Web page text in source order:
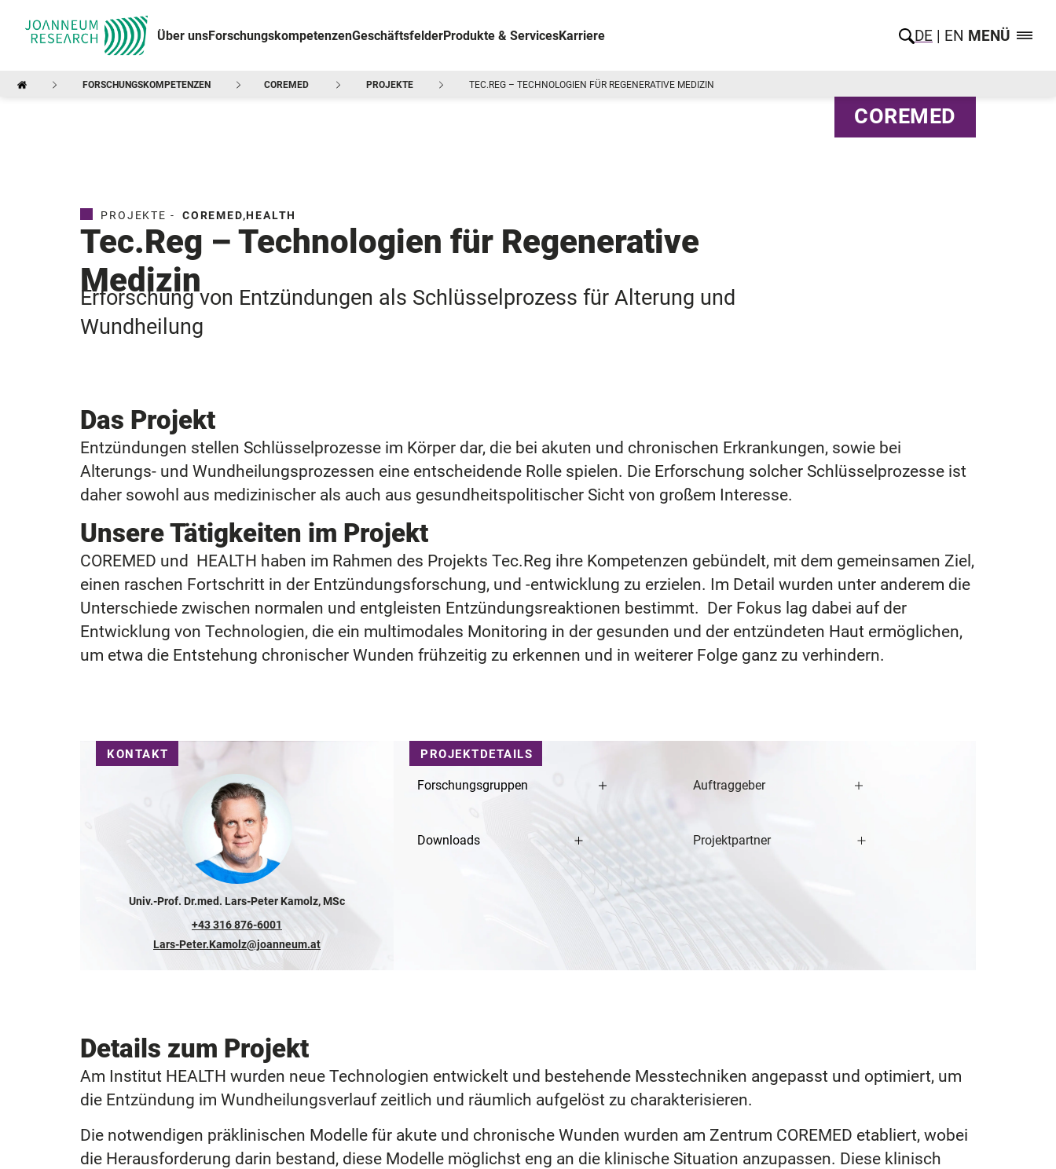
Über unsForschungskompetenzenGeschäftsfelderProdukte & ServicesKarriere DE EN MENÜ
FORSCHUNGSKOMPETENZEN COREMED PROJEKTE TEC.REG – TECHNOLOGIEN FÜR REGENERATIVE MEDIZIN
COREMED
PROJEKTE - COREMED,HEALTH
Tec.Reg – Technologien für Regenerative
Medizin
Erforschung von Entzündungen als Schlüsselprozess für Alterung und
Wundheilung
Das Projekt
Entzündungen stellen Schlüsselprozesse im Körper dar, die bei akuten und chronischen Erkrankungen, sowie bei
Alterungs- und Wundheilungsprozessen eine entscheidende Rolle spielen. Die Erforschung solcher Schlüsselprozesse ist
daher sowohl aus medizinischer als auch aus gesundheitspolitischer Sicht von großem Interesse.
Unsere Tätigkeiten im Projekt
COREMED und HEALTH haben im Rahmen des Projekts Tec.Reg ihre Kompetenzen gebündelt, mit dem gemeinsamen Ziel,
einen raschen Fortschritt in der Entzündungsforschung, und -entwicklung zu erzielen. Im Detail wurden unter anderem die
Unterschiede zwischen normalen und entgleisten Entzündungsreaktionen bestimmt. Der Fokus lag dabei auf der
Entwicklung von Technologien, die ein multimodales Monitoring in der gesunden und der entzündeten Haut ermöglichen,
um etwa die Entstehung chronischer Wunden frühzeitig zu erkennen und in weiterer Folge ganz zu verhindern.
KONTAKT
Univ.-Prof. Dr.med. Lars-Peter Kamolz, MSc
+43 316 876-6001
Lars-Peter.Kamolz@joanneum.at
PROJEKTDETAILS
Forschungsgruppen
Downloads
Auftraggeber
Projektpartner
Details zum Projekt
Am Institut HEALTH wurden neue Technologien entwickelt und bestehende Messtechniken angepasst und optimiert, um
die Entzündung im Wundheilungsverlauf zeitlich und räumlich aufgelöst zu charakterisieren.
Die notwendigen präklinischen Modelle für akute und chronische Wunden wurden am Zentrum COREMED etabliert, wobei
die Herausforderung darin bestand, diese Modelle möglichst eng an die klinische Situation anzupassen. Diese klinisch